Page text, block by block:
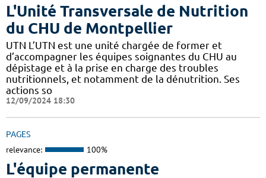
L'Unité Transversale de Nutrition
du CHU de Montpellier
UTN L’UTN est une unité chargée de former et
d’accompagner les équipes soignantes du CHU au
dépistage et à la prise en charge des troubles
nutritionnels, et notamment de la dénutrition. Ses
actions so
12/09/2024 18:30
PAGES
relevance: 100%
L'équipe permanente